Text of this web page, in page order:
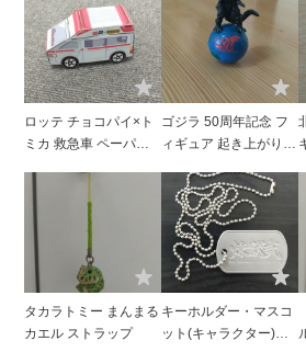
ロッテ チョコパイ×ト
ミカ 救急車 ペーパー
ゴジラ 50周年記念 フ
ィギュア 起き上がり
タカラトミー まんまる
カエル ストラップ
キーホルダー・マスコ
ット(キャラクター)